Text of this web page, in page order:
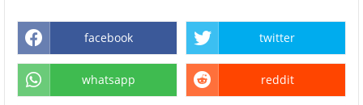
facebook twitter
whatsapp reddit